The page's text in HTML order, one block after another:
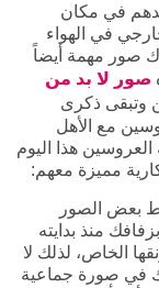
في مكان
في الهواء
صور مهمة أيضاً
صور لا بد من
وتبقى ذكرى
مع الأهل
هذا اليوم
مميزة معهم:
بعض الصور
منذ بدايته
الخاص، لذلك لا
في صورة جماعية